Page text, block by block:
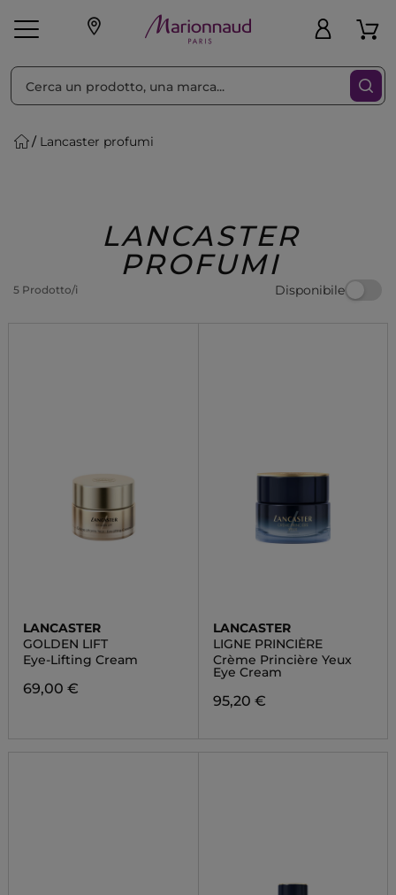
Make-up Profumi
Regalo
Lancaster profumi
LANCASTER
PROFUMI
5 Prodotto/i Disponibile
Ordina per Filtra
LANCASTER
GOLDEN LIFT
Eye-Lifting Cream
69,00 €
LANCASTER
LIGNE PRINCIÈRE
Crème Princière Yeux
Eye Cream
95,20 €